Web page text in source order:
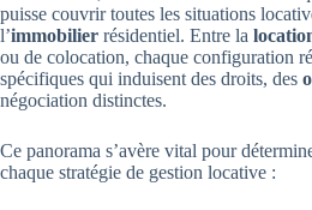
puisse couvrir toutes les situations
l’immobilier résidentiel. Entre la
ou de colocation, chaque configuration
spécifiques qui induisent des droits, des
négociation distinctes.
Ce panorama s’avère vital pour
chaque stratégie de gestion locative :